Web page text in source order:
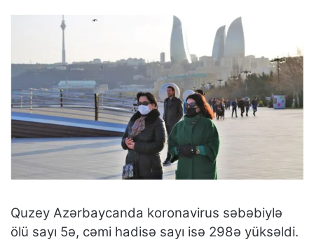
Quzey Azərbaycanda koronavirus səbəbiylə
ölü sayı 5ə, cəmi hadisə sayı isə 298ə yüksəldi.